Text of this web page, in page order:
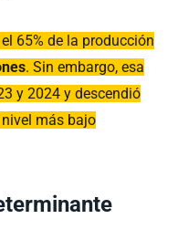
65% de la producción
. Sin embargo, esa
y 2024 y descendió
más bajo